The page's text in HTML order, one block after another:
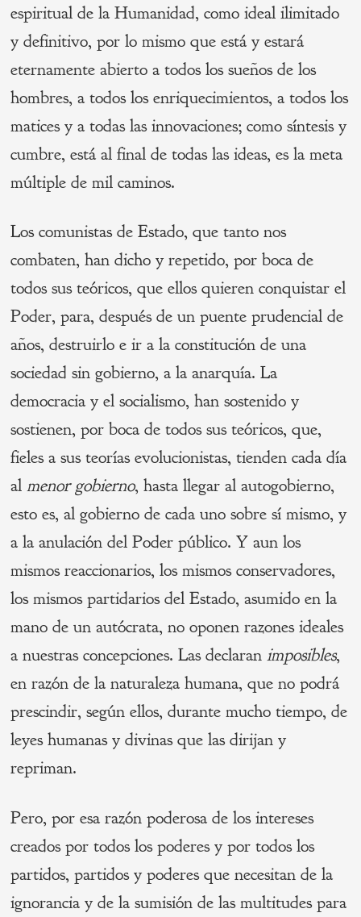
espiritual de la Humanidad, como ideal ilimitado
y definitivo, por lo mismo que está y estará
eternamente abierto a todos los sueños de los
hombres, a todos los enriquecimientos, a todos los
matices y a todas las innovaciones; como síntesis y
cumbre, está al final de todas las ideas, es la meta
múltiple de mil caminos.
Los comunistas de Estado, que tanto nos
combaten, han dicho y repetido, por boca de
todos sus teóricos, que ellos quieren conquistar el
Poder, para, después de un puente prudencial de
años, destruirlo e ir a la constitución de una
sociedad sin gobierno, a la anarquía. La
democracia y el socialismo, han sostenido y
sostienen, por boca de todos sus teóricos, que,
fieles a sus teorías evolucionistas, tienden cada día
almenor gobierno, hasta llegar al autogobierno,
esto es, al gobierno de cada uno sobre sí mismo, y
a la anulación del Poder público. Y aun los
mismos reaccionarios, los mismos conservadores,
los mismos partidarios del Estado, asumido en la
mano de un autócrata, no oponen razones ideales
a nuestras concepciones. Las declaranimposibles,
en razón de la naturaleza humana, que no podrá
prescindir, según ellos, durante mucho tiempo, de
leyes humanas y divinas que las dirijan y
repriman.
Pero, por esa razón poderosa de los intereses
creados por todos los poderes y por todos los
partidos, partidos y poderes que necesitan de la
ignorancia y de la sumisión de las multitudes para